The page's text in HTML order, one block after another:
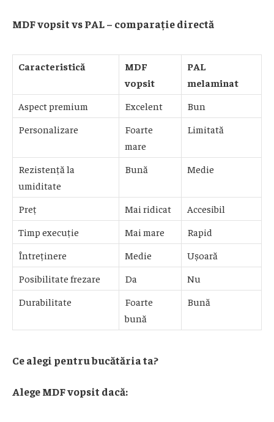
MDF vopsit vs PAL – comparație directă
Caracteristică
MDF
vopsit
PAL
melaminat
Aspect premium
Excelent
Bun
Personalizare
Foarte
mare
Limitată
Rezistență la
umiditate
Bună Medie
Preț Mai ridicat
Accesibil
Timp execuție
Mai mare
Rapid
Întreținere
Medie
Ușoară
Posibilitate frezare
Da
Nu
Durabilitate
Foarte
bună
Bună
Ce alegi pentru bucătăria ta?
Alege MDF vopsit dacă: